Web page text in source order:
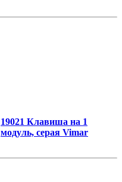
19021 Клавиша на 1
модуль, серая Vimar